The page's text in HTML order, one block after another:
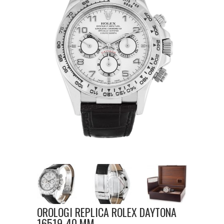
OROLOGI REPLICA ROLEX DAYTONA